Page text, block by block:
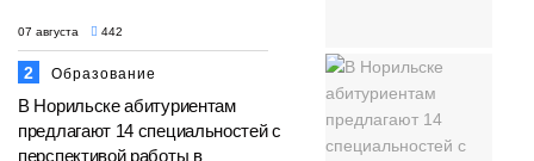
07 августа 442
2 Образование
В Норильске абитуриентам
предлагают 14 специальностей с
перспективой работы в